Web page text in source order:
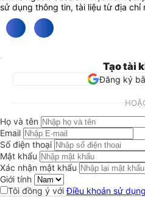
sử dụng thông tin, tài liệu từ địa chỉ
Tạo tài
Đăng ký
Họ và tên
Email
Số điện thoại
Mật khẩu
Xác nhận mật khẩu
Giới tính
Tôi đồng ý vớiĐiều khoản sử dụng